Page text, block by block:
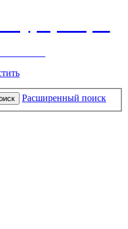
Расширенный поиск